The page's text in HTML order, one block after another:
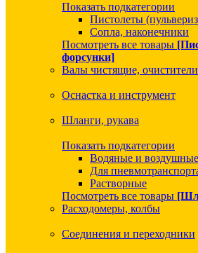
Показать подкатегории
Пистолеты
Сопла, наконечники
Посмотреть все товары
форсунки]
Валы чистящие, очистители
Оснастка и инструмент
Шланги, рукава
Показать подкатегории
Водяные и воздушные
Для
Растворные
Посмотреть все товары
Расходомеры, колбы
Соединения и переходники